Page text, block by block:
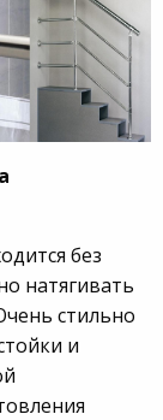
без
натягивать
стильно
и